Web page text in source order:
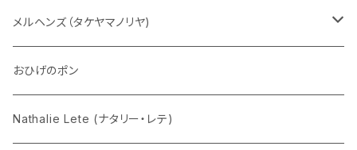
五型動物
Eddie パンダ
デコちゃん
クマちゃん
メルヘンズ（タケヤマノリヤ)
ケロペチーノ
おひげのポン
Nathalie Lete (ナタリー・レテ)